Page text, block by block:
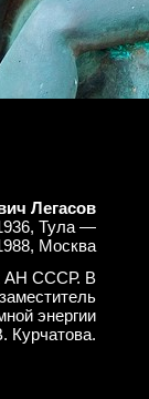
Легасов
Тула —
Москва
АН СССР. В
энергии
Курчатова.